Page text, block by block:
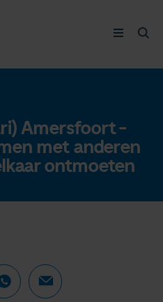
Amersfoort -
met anderen
ontmoeten